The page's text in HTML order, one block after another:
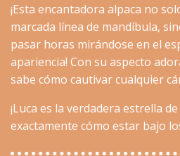
¡Esta encantadora alpaca no
marcada línea de mandíbula,
pasar horas mirándose en el
apariencia! Con su aspecto
sabe cómo cautivar cualquier
¡Luca es la verdadera estrella
exactamente cómo estar bajo